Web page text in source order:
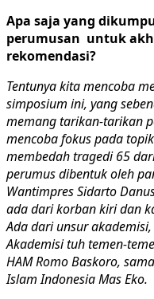
Apa saja yang
perumusan untuk
rekomendasi?
Tentunya kita mencoba
simposium ini, yang
memang tarikan-tarikan
mencoba fokus pada
membedah tragedi 65
perumus dibentuk oleh
Wantimpres Sidarto
ada dari korban kiri dan
Ada dari unsur
Akademisi tuh temen-
HAM Romo Baskoro,
Islam Indonesia Mas Eko.